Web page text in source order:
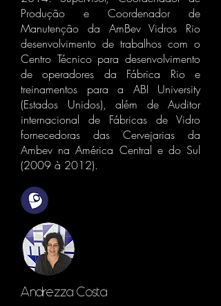
Produção e Coordenador de
Manutenção da AmBev Vidros Rio
desenvolvimento de trabalhos com o
Centro Técnico para desenvolvimento
de operadores da Fábrica Rio e
treinamentos para a ABI University
(Estados Unidos), além de Auditor
internacional de Fábricas de Vidro
fornecedoras das Cervejarias da
Ambev na América Central e do Sul
(2009 à 2012).
Andrezza Costa